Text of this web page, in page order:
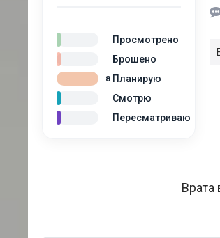
Просмотрено
Брошено
Планирую
8
Смотрю
Пересматриваю
Врата